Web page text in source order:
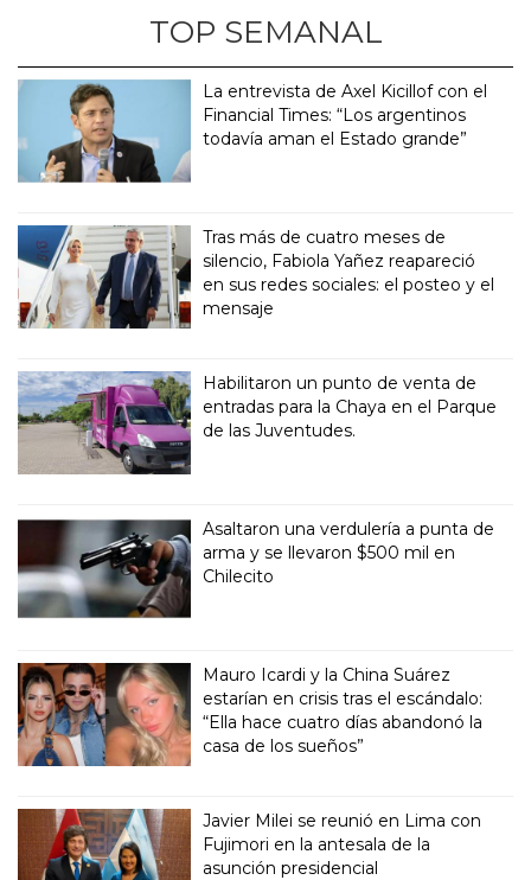
TOP SEMANAL
La entrevista de Axel Kicillof con el
Financial Times: “Los argentinos
todavía aman el Estado grande”
Tras más de cuatro meses de
silencio, Fabiola Yañez reapareció
en sus redes sociales: el posteo y el
mensaje
Habilitaron un punto de venta de
entradas para la Chaya en el Parque
de las Juventudes.
Asaltaron una verdulería a punta de
arma y se llevaron $500 mil en
Chilecito
Mauro Icardi y la China Suárez
estarían en crisis tras el escándalo:
“Ella hace cuatro días abandonó la
casa de los sueños”
Javier Milei se reunió en Lima con
Fujimori en la antesala de la
asunción presidencial